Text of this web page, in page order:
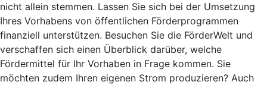
nicht allein stemmen. Lassen Sie sich bei der Umsetzung
Ihres Vorhabens von öffentlichen Förderprogrammen
finanziell unterstützen. Besuchen Sie die FörderWelt und
verschaffen sich einen Überblick darüber, welche
Fördermittel für Ihr Vorhaben in Frage kommen. Sie
möchten zudem Ihren eigenen Strom produzieren? Auch